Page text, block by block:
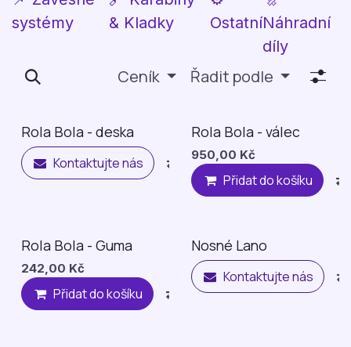
systémy
& Kladky
OstatníNáhradní
díly
Ceník Řadit podle
Rola Bola - deska
Kontaktujte nás Compare Přidat na
Rola Bola - válec
950,00 Kč
Přidat do košíku
Rola Bola - Guma
242,00 Kč
Přidat do košíku Compare Přidat na
Ve výrobě
Nosné Lano
Kontaktujte nás